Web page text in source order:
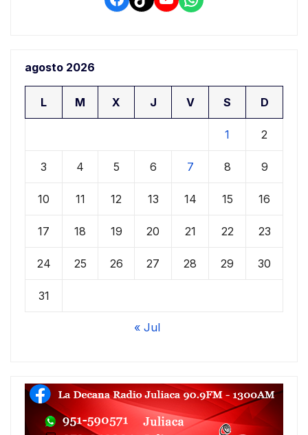
agosto 2026
L M X J V S D
1 2
3 4 5 6 7 8 9
10 11 12 13 14 15 16
17 18 19 20 21 22 23
24 25 26 27 28 29 30
31
« Jul